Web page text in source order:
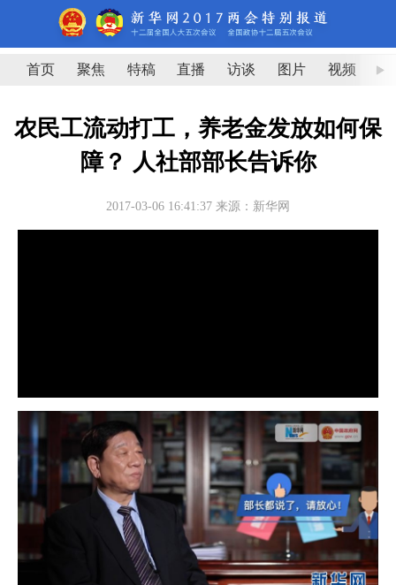
首页 聚焦 特稿 直播 访谈 图片 视频 图
农民工流动打工，养老金发放如何保
障？ 人社部部长告诉你
2017-03-06 16:41:37 来源：新华网